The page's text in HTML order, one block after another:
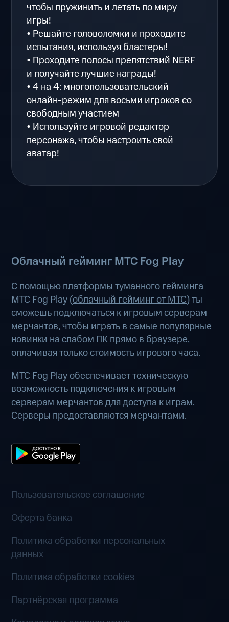
чтобы пружинить и летать по миру
игры!
• Решайте головоломки и проходите
испытания, используя бластеры!
• Проходите полосы препятствий NERF
и получайте лучшие награды!
• 4 на 4: многопользовательский
онлайн-режим для восьми игроков со
свободным участием
• Используйте игровой редактор
персонажа, чтобы настроить свой
аватар!
Облачный гейминг МТС Fog Play
С помощью платформы туманного гейминга
МТС Fog Play (облачный гейминг от МТС) ты
сможешь подключаться к игровым серверам
мерчантов, чтобы играть в самые популярные
новинки на слабом ПК прямо в браузере,
оплачивая только стоимость игрового часа.
МТС Fog Play обеспечивает техническую
возможность подключения к игровым
серверам мерчантов для доступа к играм.
Серверы предоставляются мерчантами.
Пользовательское соглашение
Оферта банка
Политика обработки персональных
данных
Политика обработки cookies
Партнёрская программа